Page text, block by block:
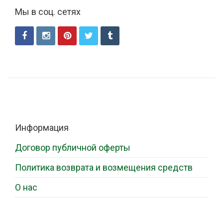
Мы в соц. сетях
Информация
Договор публичной оферты
Политика возврата и возмещения средств
О нас